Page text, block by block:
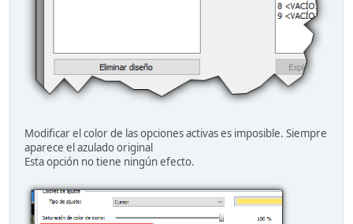
Modificar el color de las opciones activas es imposible. Siempre
aparece el azulado original
Esta opción no tiene ningún efecto.